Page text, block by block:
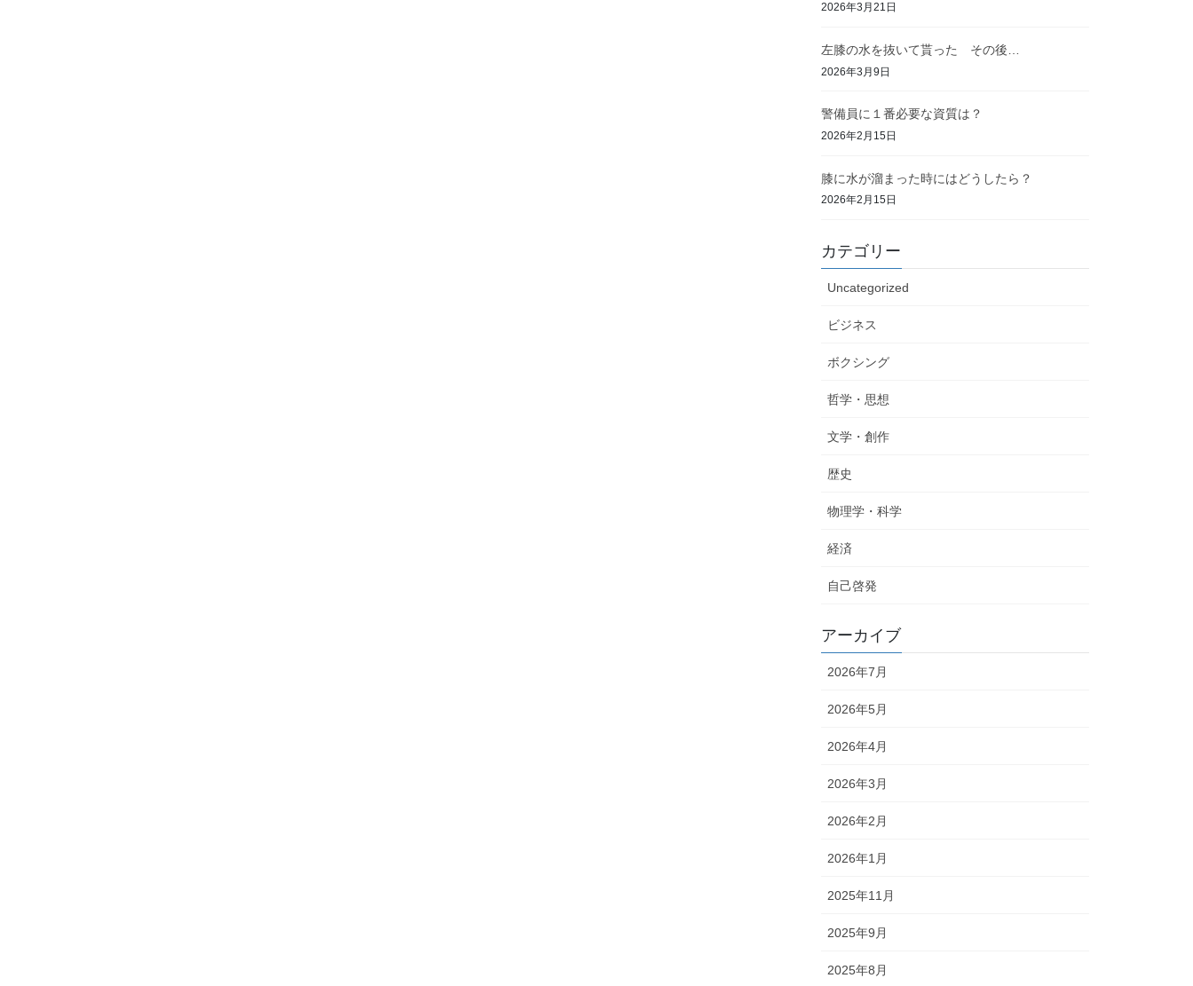
2026年3月21日
左膝の水を抜いて貰った その後…
2026年3月9日
警備員に１番必要な資質は？
2026年2月15日
膝に水が溜まった時にはどうしたら？
2026年2月15日
カテゴリー
Uncategorized
ビジネス
ボクシング
哲学・思想
文学・創作
歴史
物理学・科学
経済
自己啓発
アーカイブ
2026年7月
2026年5月
2026年4月
2026年3月
2026年2月
2026年1月
2025年11月
2025年9月
2025年8月